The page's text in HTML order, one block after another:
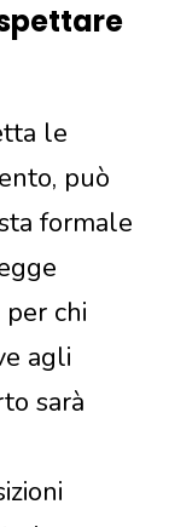
le
può
formale
per chi
agli
sarà